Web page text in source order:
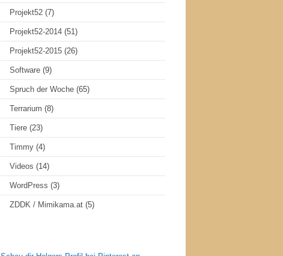
Projekt52 (7)
Projekt52-2014 (51)
Projekt52-2015 (26)
Software (9)
Spruch der Woche (65)
Terrarium (8)
Tiere (23)
Timmy (4)
Videos (14)
WordPress (3)
ZDDK / Mimikama.at (5)